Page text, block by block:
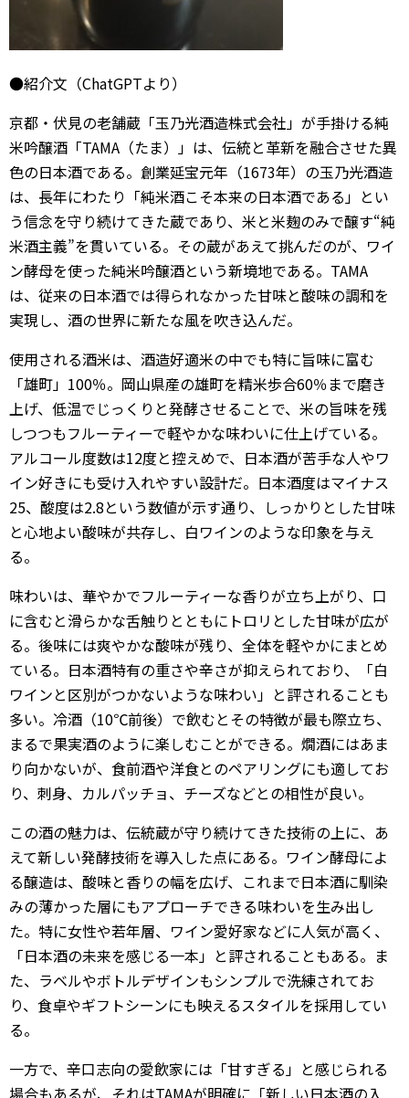
●紹介文（ChatGPTより）
京都・伏見の老舗蔵「玉乃光酒造株式会社」が手掛ける純
米吟醸酒「TAMA（たま）」は、伝統と革新を融合させた異
色の日本酒である。創業延宝元年（1673年）の玉乃光酒造
は、長年にわたり「純米酒こそ本来の日本酒である」とい
う信念を守り続けてきた蔵であり、米と米麹のみで醸す“純
米酒主義”を貫いている。その蔵があえて挑んだのが、ワイ
ン酵母を使った純米吟醸酒という新境地である。TAMA
は、従来の日本酒では得られなかった甘味と酸味の調和を
実現し、酒の世界に新たな風を吹き込んだ。
使用される酒米は、酒造好適米の中でも特に旨味に富む
「雄町」100％。岡山県産の雄町を精米歩合60％まで磨き
上げ、低温でじっくりと発酵させることで、米の旨味を残
しつつもフルーティーで軽やかな味わいに仕上げている。
アルコール度数は12度と控えめで、日本酒が苦手な人やワ
イン好きにも受け入れやすい設計だ。日本酒度はマイナス
25、酸度は2.8という数値が示す通り、しっかりとした甘味
と心地よい酸味が共存し、白ワインのような印象を与え
る。
味わいは、華やかでフルーティーな香りが立ち上がり、口
に含むと滑らかな舌触りとともにトロリとした甘味が広が
る。後味には爽やかな酸味が残り、全体を軽やかにまとめ
ている。日本酒特有の重さや辛さが抑えられており、「白
ワインと区別がつかないような味わい」と評されることも
多い。冷酒（10℃前後）で飲むとその特徴が最も際立ち、
まるで果実酒のように楽しむことができる。燗酒にはあま
り向かないが、食前酒や洋食とのペアリングにも適してお
り、刺身、カルパッチョ、チーズなどとの相性が良い。
この酒の魅力は、伝統蔵が守り続けてきた技術の上に、あ
えて新しい発酵技術を導入した点にある。ワイン酵母によ
る醸造は、酸味と香りの幅を広げ、これまで日本酒に馴染
みの薄かった層にもアプローチできる味わいを生み出し
た。特に女性や若年層、ワイン愛好家などに人気が高く、
「日本酒の未来を感じる一本」と評されることもある。ま
た、ラベルやボトルデザインもシンプルで洗練されてお
り、食卓やギフトシーンにも映えるスタイルを採用してい
る。
一方で、辛口志向の愛飲家には「甘すぎる」と感じられる
場合もあるが、それはTAMAが明確に「新しい日本酒の入